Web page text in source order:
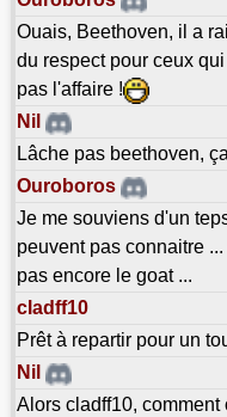
Ouais, Beethoven, il a
du respect pour ceux
pas l'affaire !
Nil
Lâche pas beethoven,
Ouroboros
Je me souviens d'un
peuvent pas connaitre
pas encore le goat ...
cladff10
Prêt à repartir pour un
Nil
Alors cladff10, comment